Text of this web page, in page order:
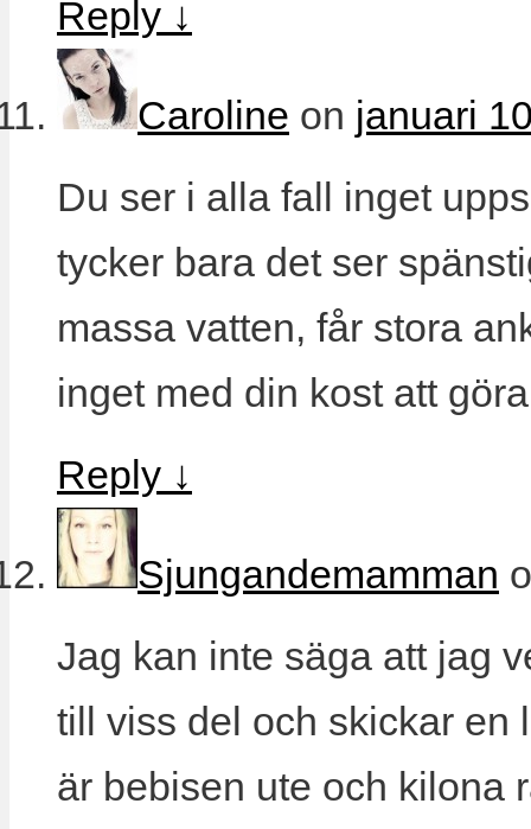
Reply ↓
Caroline on januari
Du ser i alla fall inget
tycker bara det ser
massa vatten, får stora
inget med din kost att
Reply ↓
Sjungandemamman
Jag kan inte säga att jag
till viss del och skickar en
är bebisen ute och kilona